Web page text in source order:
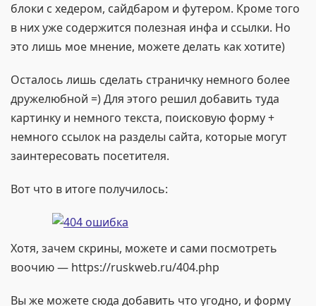
блоки с хедером, сайдбаром и футером. Кроме того
в них уже содержится полезная инфа и ссылки. Но
это лишь мое мнение, можете делать как хотите)
Осталось лишь сделать страничку немного более
дружелюбной =) Для этого решил добавить туда
картинку и немного текста, поисковую форму +
немного ссылок на разделы сайта, которые могут
заинтересовать посетителя.
Вот что в итоге получилось:
Хотя, зачем скрины, можете и сами посмотреть
воочию — https://ruskweb.ru/404.php
Вы же можете сюда добавить что угодно, и форму